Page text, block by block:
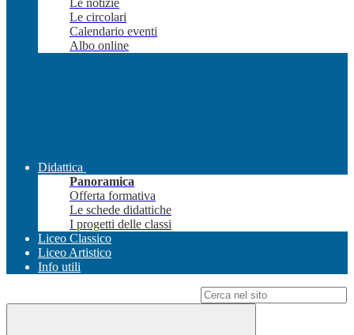
Le notizie
Le circolari
Calendario eventi
Albo online
Didattica
Panoramica
Offerta formativa
Le schede didattiche
I progetti delle classi
Liceo Classico
Liceo Artistico
Info utili